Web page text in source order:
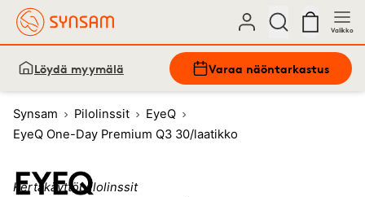
Valikko
Löydä myymälä Varaa näöntarkastus
Synsam Pilolinssit
EyeQ
EyeQ One-Day Premium Q3 30/laatikko
Kertakäyttöpiilolinssit